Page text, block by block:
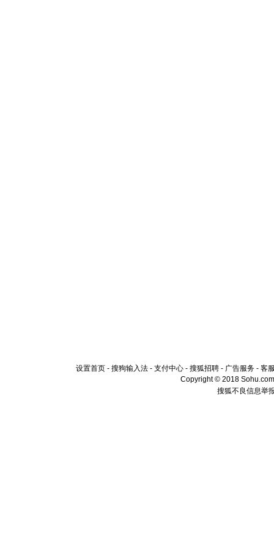
设置首页 - 搜狗输入法 - 支付中心 - 搜狐招聘 - 广告服务 - 客
Copyright © 2018
搜狐不良信息举